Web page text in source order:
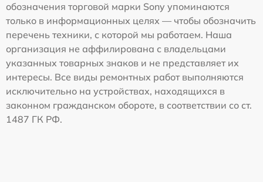
обозначения торговой марки Sony упоминаются
только в информационных целях — чтобы обозначить
перечень техники, с которой мы работаем. Наша
организация не аффилирована с владельцами
указанных товарных знаков и не представляет их
интересы. Все виды ремонтных работ выполняются
исключительно на устройствах, находящихся в
законном гражданском обороте, в соответствии со ст.
1487 ГК РФ.